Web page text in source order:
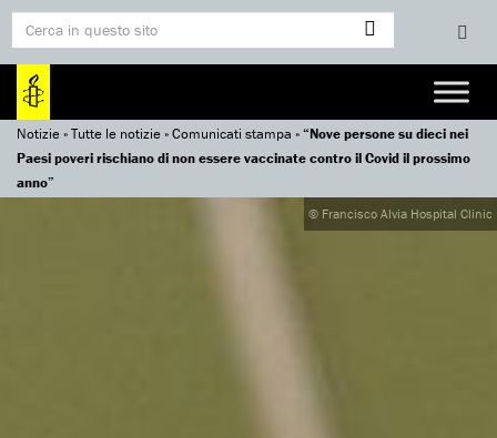
Notizie»Tutte le notizie»Comunicati stampa »“Nove persone su dieci nei
Paesi poveri rischiano di non essere vaccinate contro il Covid il prossimo
anno”
© Francisco Alvia Hospital Clinic